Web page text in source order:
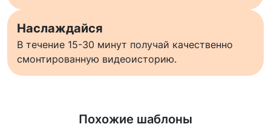
Наслаждайся
В течение 15-30 минут получай качественно
смонтированную видеоисторию.
Похожие шаблоны
Узнать больше